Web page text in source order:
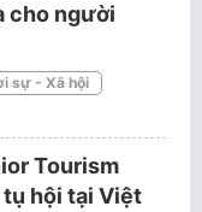
cho người
sự - Xã hội
Tourism
hội tại Việt